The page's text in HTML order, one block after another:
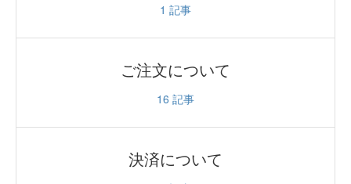
1 記事
ご注文について
16 記事
決済について